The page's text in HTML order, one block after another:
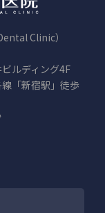
Clinic）
ルディング4F
「新宿駅」徒歩